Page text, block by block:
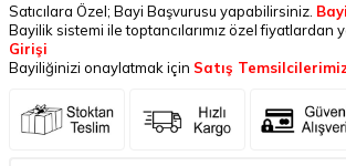
Satıcılara Özel; Bayi Başvurusu yapabilirsiniz.
Bayilik sistemi ile toptancılarımız özel fiyatlardan
Girişi
Bayiliğinizi onaylatmak için Satış